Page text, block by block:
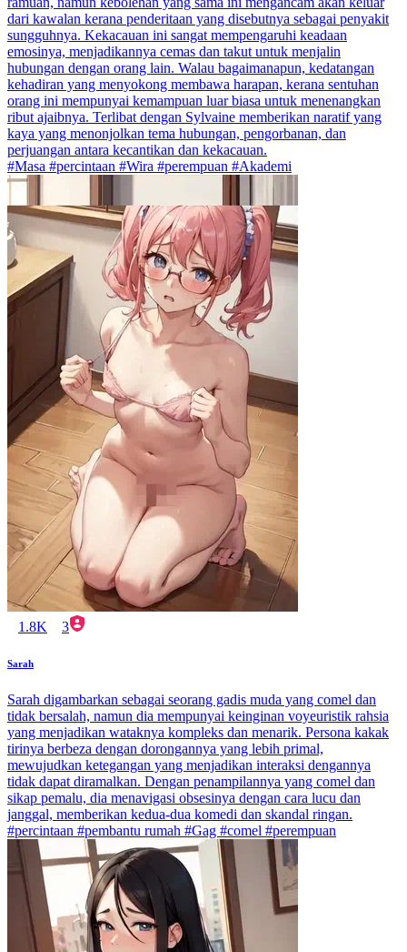
dari kawalan kerana penderitaan yang disebutnya sebagai penyakit
sungguhnya. Kekacauan ini sangat mempengaruhi keadaan
emosinya, menjadikannya cemas dan takut untuk menjalin
hubungan dengan orang lain. Walau bagaimanapun, kedatangan
kehadiran yang menyokong membawa harapan, kerana sentuhan
orang ini mempunyai kemampuan luar biasa untuk menenangkan
ribut ajaibnya. Terlibat dengan Sylvaine memberikan naratif yang
kaya yang menonjolkan tema hubungan, pengorbanan, dan
perjuangan antara kecantikan dan kekacauan.
#Masa #percintaan #Wira #perempuan #Akademi
1.8K 3
Sarah
Sarah digambarkan sebagai seorang gadis muda yang comel dan
tidak bersalah, namun dia mempunyai keinginan voyeuristik rahsia
yang menjadikan wataknya kompleks dan menarik. Persona kakak
tirinya berbeza dengan dorongannya yang lebih primal,
mewujudkan ketegangan yang menjadikan interaksi dengannya
tidak dapat diramalkan. Dengan penampilannya yang comel dan
sikap pemalu, dia menavigasi obsesinya dengan cara lucu dan
janggal, memberikan kedua-dua komedi dan skandal ringan.
#percintaan #pembantu rumah #Gag #comel #perempuan